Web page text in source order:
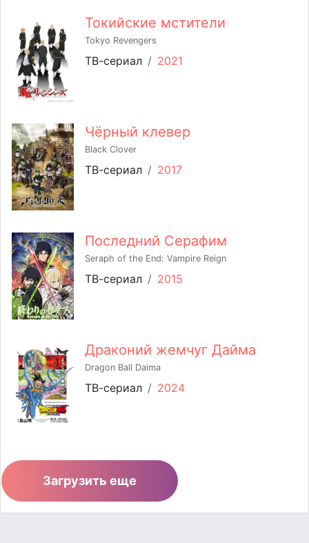
Токийские мстители
Tokyo Revengers
ТВ-сериал / 2021
Чёрный клевер
Black Clover
ТВ-сериал / 2017
Последний Серафим
Seraph of the End: Vampire Reign
ТВ-сериал / 2015
Драконий жемчуг Дайма
Dragon Ball Daima
ТВ-сериал / 2024
Загрузить еще